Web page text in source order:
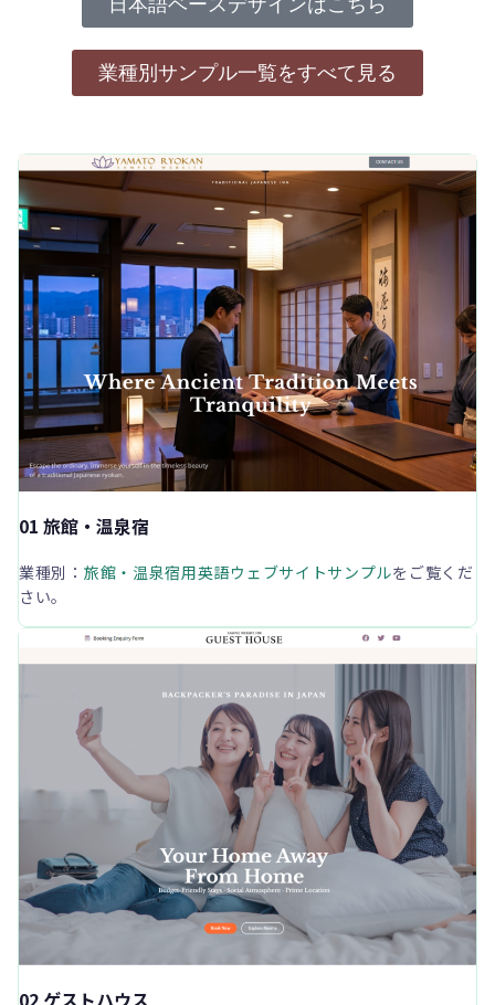
業種別サンプル一覧をすべて見る
01 旅館・温泉宿
業種別： 旅館・温泉宿用英語ウェブサイトサンプルをご覧くだ
さい。